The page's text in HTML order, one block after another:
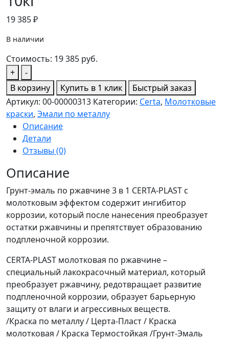
19 385₽
В наличии
Стоимость: 19 385 руб.
+
Количество
товара
CERTA-
PLAST
грунт-
эмаль
3
в
1
по
ржавчине
с
молотковым
эффектом
шоколад
до
150*С
10кг
-
В корзину
Купить в 1 клик
Быстрый заказ
Артикул: 00-00000313 Категории: Certa, Молотковые
краски, Эмали по металлу
Описание
Детали
Отзывы (0)
Описание
Грунт-эмаль по ржавчине 3 в 1 CERTA-PLAST с
молотковым эффектом содержит ингибитор
коррозии, который после нанесения преобразует
остатки ржавчины и препятствует образованию
подпленочной коррозии.
CERTA-PLAST молотковая по ржавчине –
специальный лакокрасочный материал, который
преобразует ржавчину, редотвращает развитие
подпленочной коррозии, образует барьерную
защиту от влаги и агрессивных веществ.
/Краска по металлу / Церта-Пласт / Краска
молотковая / Краска Термостойкая /Грунт-Эмаль